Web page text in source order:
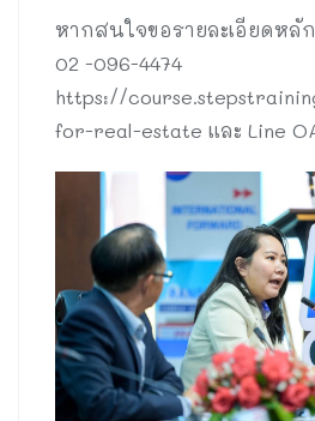
หากสนใจขอรายละเอียดหลั
02 -096-4474
https://
for-real-estate และ Line